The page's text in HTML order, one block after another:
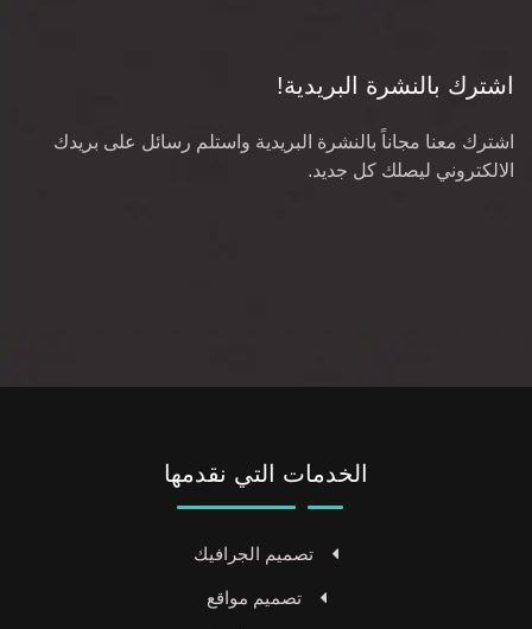
اشترك بالنشرة البريدية!
اشترك معنا مجاناً بالنشرة البريدية واستلم رسائل على بريدك
الالكتروني ليصلك كل جديد.
الخدمات التي نقدمها
تصميم الجرافيك
تصميم مواقع